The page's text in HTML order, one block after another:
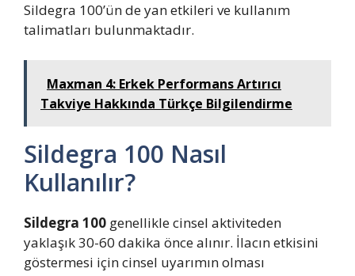
Sildegra 100’ün de yan etkileri ve kullanım
talimatları bulunmaktadır.
Maxman 4: Erkek Performans Artırıcı
Takviye Hakkında Türkçe Bilgilendirme
Sildegra 100 Nasıl
Kullanılır?
Sildegra 100 genellikle cinsel aktiviteden
yaklaşık 30-60 dakika önce alınır. İlacın etkisini
göstermesi için cinsel uyarımın olması